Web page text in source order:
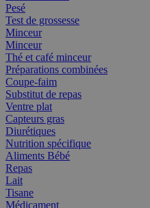
Pesé
Test de grossesse
Minceur
Minceur
Thé et café minceur
Préparations combinées
Coupe-faim
Substitut de repas
Ventre plat
Capteurs gras
Diurétiques
Nutrition spécifique
Aliments Bébé
Repas
Lait
Tisane
Médicament